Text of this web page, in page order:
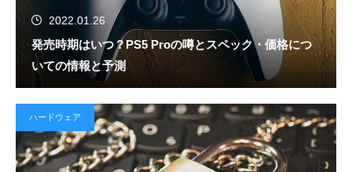
2022.01.26
発売時期はいつ？PS5 Proの噂とスペック・価格につ
いての情報と予測
ハードウェア